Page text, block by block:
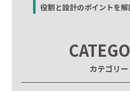
役割と設計のポイントを解
カテゴリー